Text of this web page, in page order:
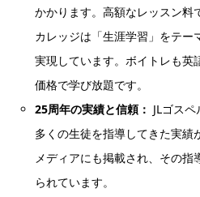
かかります。高額なレッスン料
カレッジは「生涯学習」をテー
実現しています。ボイトレも英
価格で学び放題です。
25周年の実績と信頼： JLゴス
多くの生徒を指導してきた実績
メディアにも掲載され、その指
られています。